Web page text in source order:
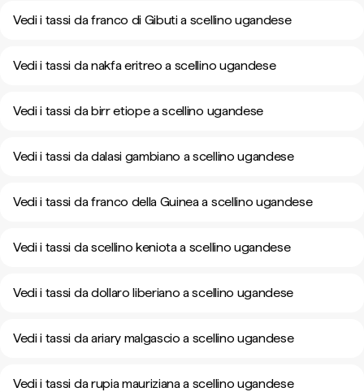
Vedi i tassi da franco di Gibuti a scellino ugandese
Vedi i tassi da nakfa eritreo a scellino ugandese
Vedi i tassi da birr etiope a scellino ugandese
Vedi i tassi da dalasi gambiano a scellino ugandese
Vedi i tassi da franco della Guinea a scellino ugandese
Vedi i tassi da scellino keniota a scellino ugandese
Vedi i tassi da dollaro liberiano a scellino ugandese
Vedi i tassi da ariary malgascio a scellino ugandese
Vedi i tassi da rupia mauriziana a scellino ugandese